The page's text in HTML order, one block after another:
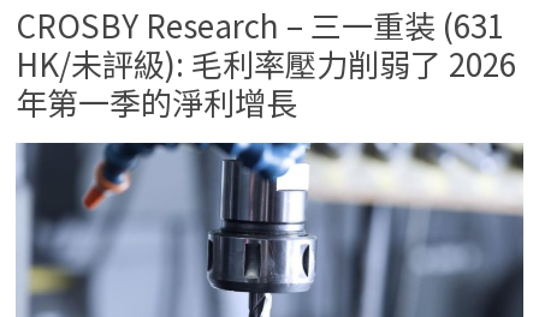
CROSBY Research – 三一重装 (631
HK/未評級): 毛利率壓力削弱了 2026
年第一季的淨利增長